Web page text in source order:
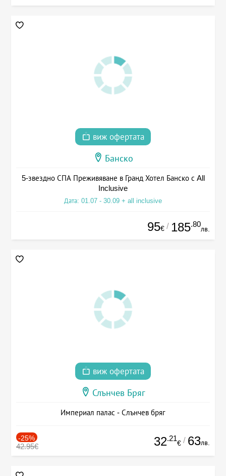
виж офертата
Банско
5-звездно СПА Преживяване в Гранд Хотел Банско с All
Inclusive
Дата: 01.07 - 30.09 + all inclusive
95€ / 185.80
лв.
виж офертата
Слънчев Бряг
Империал палас - Слънчев бряг
-25%
42.95€ 32.21
€ / 63лв.